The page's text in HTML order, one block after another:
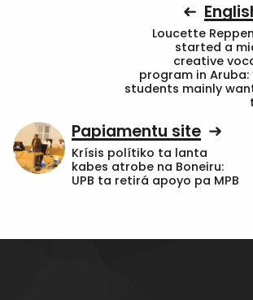
Loucette
started a
creative
program in Aruba:
students mainly
Papiamentu site
Krísis polítiko ta lanta
kabes atrobe na Boneiru:
UPB ta retirá apoyo pa MPB